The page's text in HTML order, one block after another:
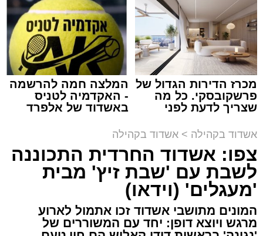
צילום: יהושע פרוכטר
מערכת האתר / 00:35 09.08.26
תגים:אשדוד, קאליש, מעגלים
האירוע שלא ישכח באשדוד ממשיך להכות גלים
ברחבי העיר: צפו בגלריה המרהיבה המלאה
מעדשת מצלמתו של הצלם יהושע פרוכטר
מאירוע 'זיץ שבת' של מעגלים מבית סיעת אשדוד
התורנית.
מכרז הדירות הגדול של
פרשקובסקי. כל מה
שצריך לדעת לפני
באשדוד
המלצה חמה להרשמה
- האקדמיה לטניס
באשדוד של אלפרד
אשדוד בקהילה > אשדוד בקהילה
צפו: אשדוד החרדית התכוננה
לשבת עם 'שבת זיץ' מבית
'מעגלים' (וידאו)
המונים מתושבי אשדוד זכו אתמול לארוע
מרגש ויוצא דופן: יחד עם המשוררים של